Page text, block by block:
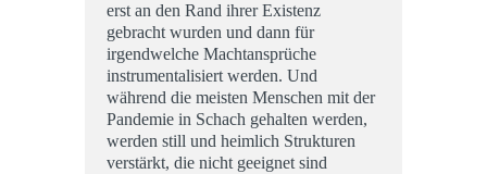
erst an den Rand ihrer Existenz
gebracht wurden und dann für
irgendwelche Machtansprüche
instrumentalisiert werden. Und
während die meisten Menschen mit der
Pandemie in Schach gehalten werden,
werden still und heimlich Strukturen
verstärkt, die nicht geeignet sind